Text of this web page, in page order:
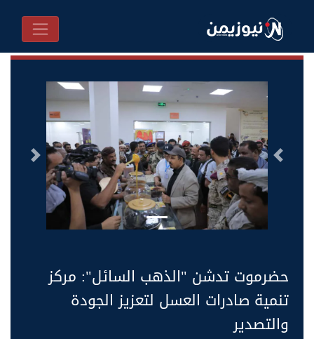
السابق التالى
حضرموت تدشن "الذهب السائل": مركز
تنمية صادرات العسل لتعزيز الجودة
والتصدير